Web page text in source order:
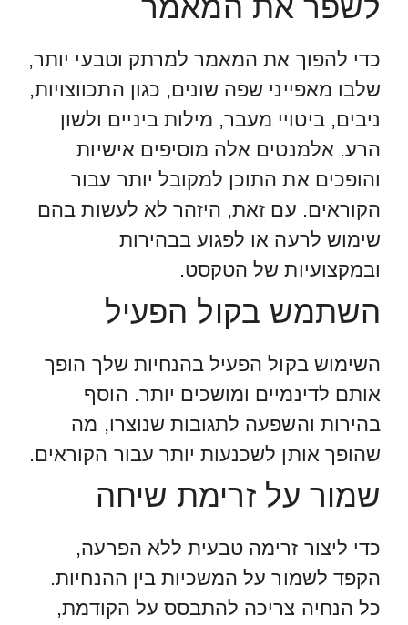
כדי להפוך את המאמר למרתק וטבעי יותר,
שלבו מאפייני שפה שונים, כגון התכווצויות,
ניבים, ביטויי מעבר, מילות ביניים ולשון
הרע. אלמנטים אלה מוסיפים אישיות
והופכים את התוכן למקובל יותר עבור
הקוראים. עם זאת, היזהר לא לעשות בהם
שימוש לרעה או לפגוע בבהירות
ובמקצועיות של הטקסט.
השתמש בקול הפעיל
השימוש בקול הפעיל בהנחיות שלך הופך
אותם לדינמיים ומושכים יותר. הוסף
בהירות והשפעה לתגובות שנוצרו, מה
שהופך אותן לשכנעות יותר עבור הקוראים.
שמור על זרימת שיחה
כדי ליצור זרימה טבעית ללא הפרעה,
הקפד לשמור על המשכיות בין ההנחיות.
כל הנחיה צריכה להתבסס על הקודמת,